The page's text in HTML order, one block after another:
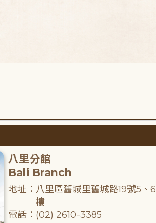
八里分館
Bali Branch
地址：八里區舊城里舊城路19號5、6
樓
電話：(02) 2610-3385